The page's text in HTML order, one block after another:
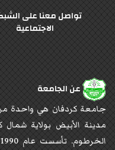
تواصل معنا على
الاجتماعية
عن الجامعة
جامعة كردفان هي واحدة